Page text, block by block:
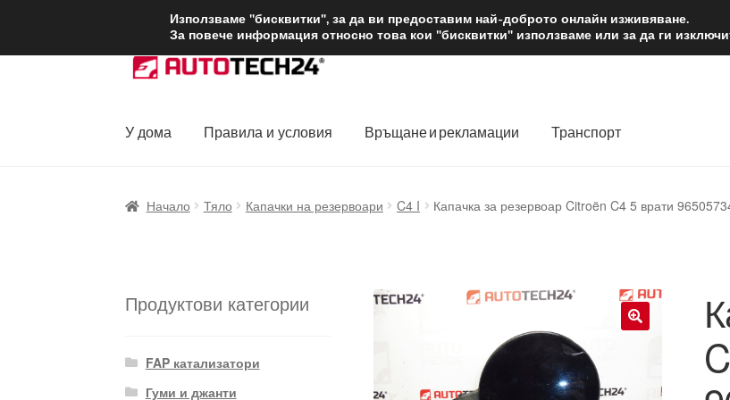
ДОСТАВКА от 12 лв.
Skip
to
Skip
to
У дома Правила и условия Връщане и рекламации Транспорт
Начало Тяло Капачки на резервоари C4 I Капачка за резервоар Citroën C4 5 врати
Продуктови категории
FAP катализатори
Гуми и джанти
Използваме "бисквитки", за да ви предоставим най-доброто онлайн изживяване.
За повече информация относно това кои "бисквитки" използваме или за да ги